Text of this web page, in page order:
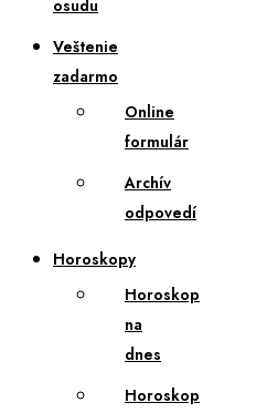
osudu
Veštenie
zadarmo
Online
formulár
Archív
odpovedí
Horoskopy
Horoskop
na
dnes
Horoskop